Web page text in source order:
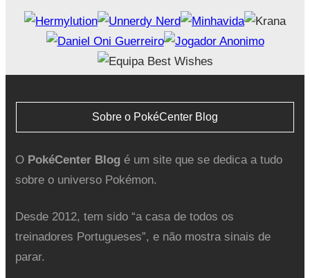
Sobre o PokéCenter Blog
O PokéCenter Blogé um site que se dedica a tudo
sobre o universo Pokémon.
Desde 2012, tem sido “a casa de todos os
treinadores Portugueses”, e não mostra sinais de
parar.